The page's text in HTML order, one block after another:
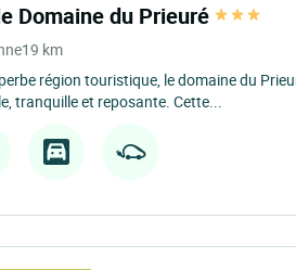
Domaine du Prieuré
19 km
région touristique, le domaine du
tranquille et reposante. Cette...